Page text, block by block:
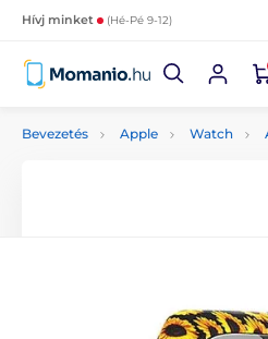
Hívj minket (Hé-Pé 9-12)
Bevezetés Apple Watch